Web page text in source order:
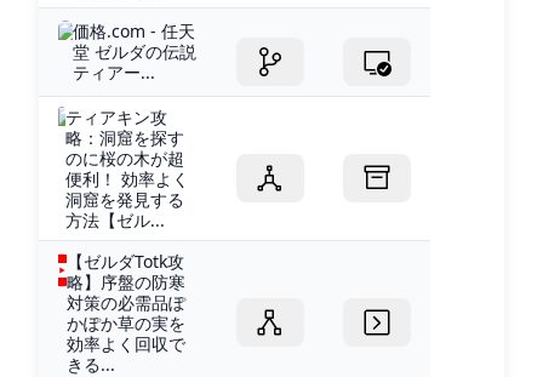
価格.com - 任天
堂 ゼルダの伝説
ティアー...
ティアキン攻
略：洞窟を探す
のに桜の木が超
便利！ 効率よく
洞窟を発見する
方法【ゼル...
【ゼルダTotk攻
略】序盤の防寒
対策の必需品ぽ
かぽか草の実を
効率よく回収で
きる...